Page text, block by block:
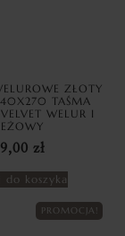
ZŁOTY
TAŚMA
WELUR I
zł
do koszyka
PROMOCJA!